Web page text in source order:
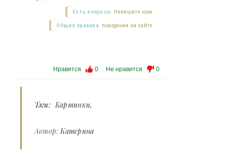
Есть вопросы. Напишите нам.
Общие правила поведения на сайте.
Нравится 0 Не нравится 0
Тэги: Картинки
Автор: Катерина